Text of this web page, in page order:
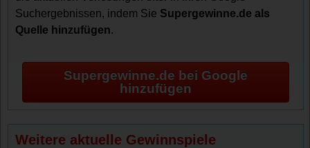
Suchergebnissen, indem Sie Supergewinne.de als
Quelle hinzufügen.
Supergewinne.de bei Google
hinzufügen
Weitere aktuelle Gewinnspiele